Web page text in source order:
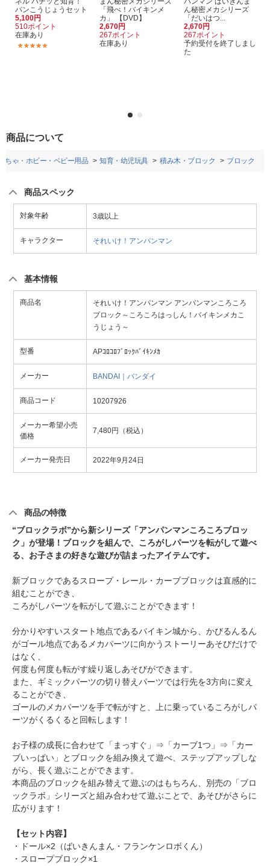
パンこうじょうセット
5,100円
510ポイント
在庫あり
「飛べ！バイキンメ
カ」 【DVD】
2,670円
267ポイント
在庫あり
ん秘密メカシリーズ
「だいはつ...
2,670円
267ポイント
予約受付を終了しまし
た
商品について
ちゃ・ホビー・ベビー用品 知育・幼児玩具 積み木・ブロック ブロック
商品スペック
対象年齢 3歳以上
キャラクター それいけ！アンパンマン
基本情報
商品名
それいけ！アンパンマン アンパンマンころころ
ブロック～ころころはっしん！バイキンメカこ
うじょう～
型番 APｺﾛｺﾛﾌﾞﾛｯｸﾊﾞｲｷﾝﾒｶ
メーカー BANDAI｜バンダイ
商品コード 10207926
メーカー希望小売
価格
7,480円（税込）
メーカー発売日 2022年9月24日
商品の特徴
“ブロックラボ”から新シリーズ「アンパンマンころころブロッ
ク」が登場！ブロックを組んで、ころがしパーツを転がして遊べ
る、お子さまの好きな遊びが詰まったアイテムです。
新ブロックであるスロープ・レール・カーブブロックは直感的に
組むことができ、
ころがしパーツを転がして遊ぶことができます！
分かりやすいスタート地点であるバイキン城から、かびるんるん
がゴール地点であるメカパーツに向かうストーリーあそびだけで
はなく、
何度も何度も転がす繰り返しあそびができます。
また、ギミックパーツの切り替えパーツでは行先を3方向に変え
ることができ、
ゴールのメカパーツを手で転がすと、上に乗っているころがしパ
ーツがくるくると回転します！
お子様の成長に合わせて「まっすぐ」⇒「カーブ1つ」⇒「カー
ブいっぱい」とブロックを組み換えて遊べ、ステップアップしな
がら、長く遊ぶことができます。
本商品のブロックを組み替えて遊ぶのはもちろん、別売の「ブロ
ックラボ」シリーズと組み合わせて遊ぶことで、あそびがさらに
広がります！
【セット内容】
・ドール×2（ばいきんまん・フランケンロボくん）
・スロープブロック×1